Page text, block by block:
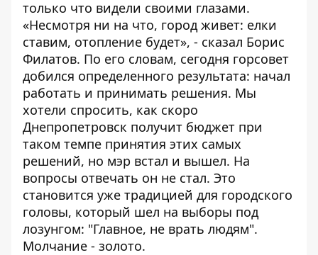
только что видели своими глазами.
«Несмотря ни на что, город живет: елки
ставим, отопление будет», - сказал Борис
Филатов. По его словам, сегодня горсовет
добился определенного результата: начал
работать и принимать решения. Мы
хотели спросить, как скоро
Днепропетровск получит бюджет при
таком темпе принятия этих самых
решений, но мэр встал и вышел. На
вопросы отвечать он не стал. Это
становится уже традицией для городского
головы, который шел на выборы под
лозунгом: "Главное, не врать людям".
Молчание - золото.